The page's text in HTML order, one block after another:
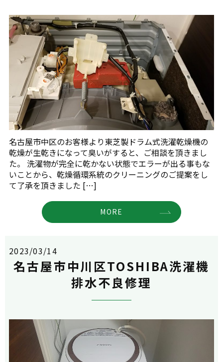
名古屋市中区のお客様より東芝製ドラム式洗濯乾燥機の
乾燥が生乾きになって臭いがすると、ご相談を頂きまし
た。 洗濯物が完全に乾かない状態でエラーが出る事もな
いことから、乾燥循環系統のクリーニングのご提案をし
て了承を頂きました […]
MORE
2023/03/14
名古屋市中川区TOSHIBA洗濯機
排水不良修理